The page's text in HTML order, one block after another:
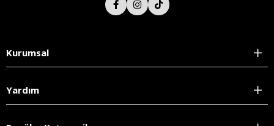
Kurumsal
Yardım